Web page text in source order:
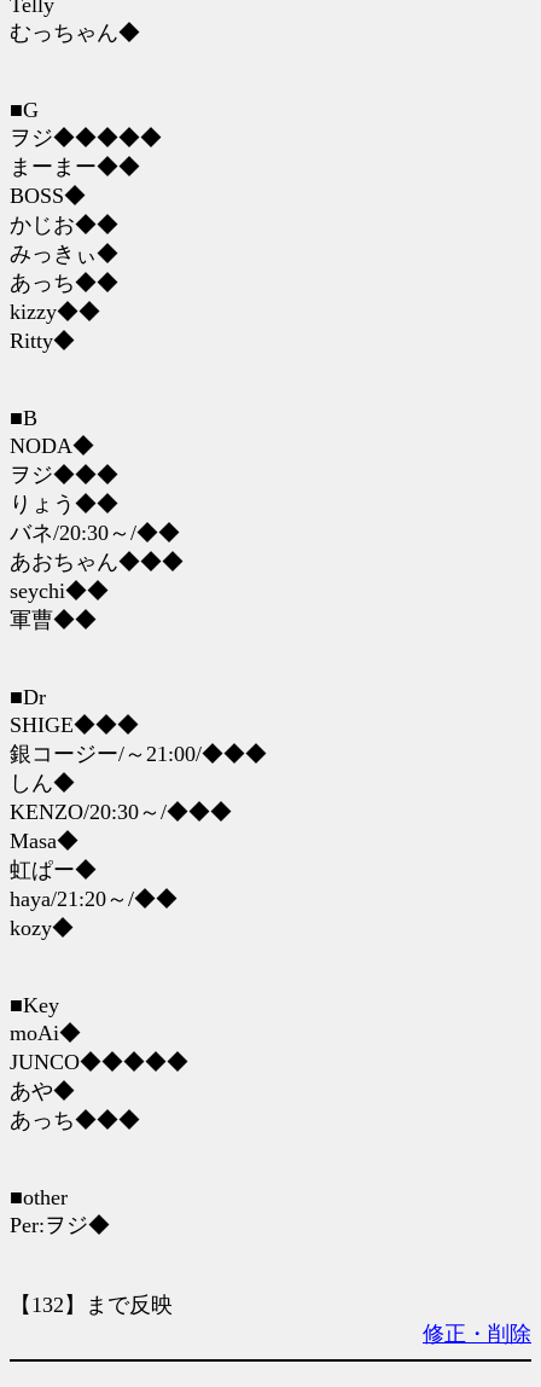
Telly
むっちゃん◆
■G
ヲジ◆◆◆◆◆
まーまー◆◆
BOSS◆
かじお◆◆
みっきぃ◆
あっち◆◆
kizzy◆◆
Ritty◆
■B
NODA◆
ヲジ◆◆◆
りょう◆◆
バネ/20:30～/◆◆
あおちゃん◆◆◆
seychi◆◆
軍曹◆◆
■Dr
SHIGE◆◆◆
銀コージー/～21:00/◆◆◆
しん◆
KENZO/20:30～/◆◆◆
Masa◆
虹ぱー◆
haya/21:20～/◆◆
kozy◆
■Key
moAi◆
JUNCO◆◆◆◆◆
あや◆
あっち◆◆◆
■other
Per:ヲジ◆
【132】まで反映
修正・削除